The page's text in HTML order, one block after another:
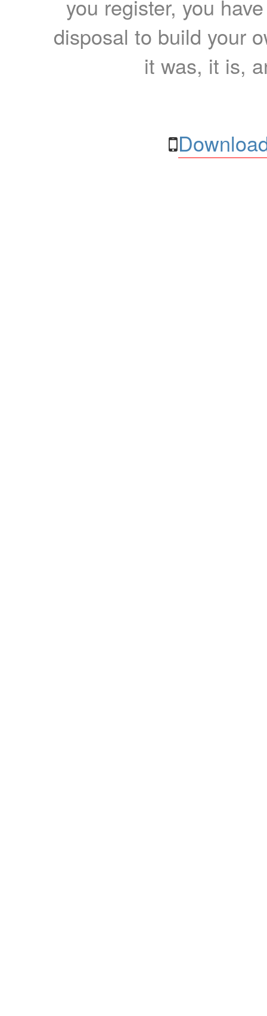
you register, you
disposal to build your
it was, it is,